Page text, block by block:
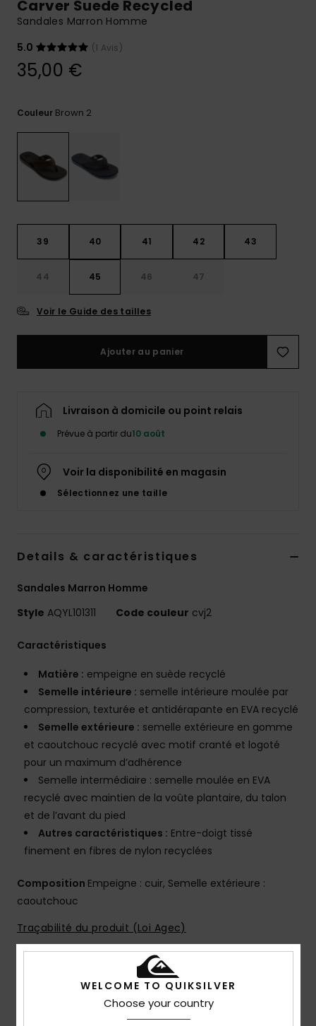
plus rapide
à votre
Démarrer
les plus
fréquentes
et notre
contact.
Consulter
la FAQ
Carver Suede Recycled
Sandales Marron Homme
5.0
(1 Avis)
35,00 €
Couleur Brown 2
39 40 41 42 43
44 45 46 47
Voir le Guide des tailles
Ajouter au panier
Livraison à domicile ou point relais
Prévue à partir du10 août
Voir la disponibilité en magasin
Sélectionnez une taille
Details & caractéristiques
Sandales Marron Homme
Style AQYL101311 Code couleur cvj2
Caractéristiques
Matière : empeigne en suède recyclé
Semelle intérieure : semelle intérieure moulée par
compression, texturée et antidérapante en EVA recyclé
Semelle extérieure : semelle extérieure en gomme
et caoutchouc recyclé avec motif cranté et logoté
pour un maximum d’adhérence
Semelle intermédiaire : semelle moulée en EVA
recyclé avec maintien de la voûte plantaire, du talon
et de l’avant du pied
Autres caractéristiques : Entre-doigt tissé
finement en fibres de nylon recyclées
Composition Empeigne : cuir, Semelle extérieure :
caoutchouc
Traçabilité du produit (Loi Agec)
Livraison & Retours
WELCOME TO QUIKSILVER
Choose your country